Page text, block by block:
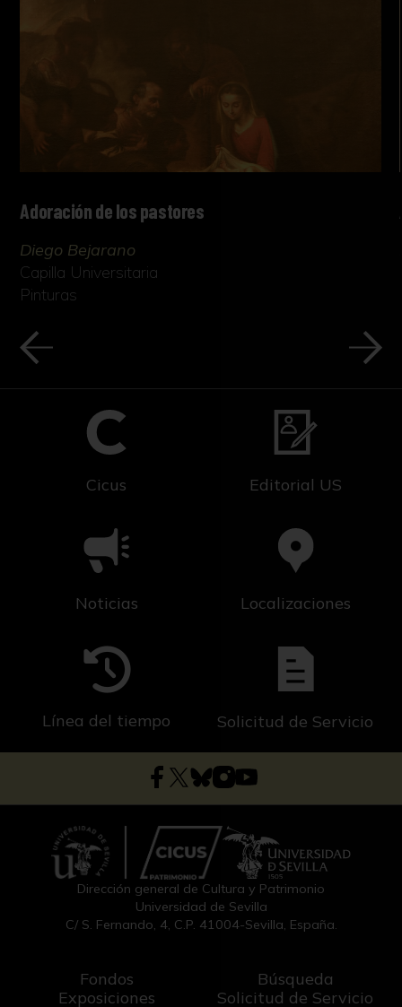
Adoración de los pastores
Diego Bejarano
Capilla Universitaria
Pinturas
Cicus Editorial US
Noticias Localizaciones
Línea del tiempo Solicitud de Servicio
Dirección general de Cultura y Patrimonio
Universidad de Sevilla
C/ S. Fernando, 4, C.P. 41004-Sevilla, España.
Fondos
Exposiciones
Búsqueda
Solicitud de Servicio